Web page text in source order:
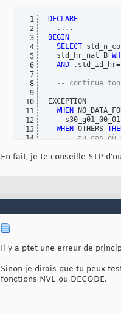
1
2
3
4
5
6
7
8
9
10
11
12
13
14
DECLARE
BEGIN
SELECT
  std_hr_nat B
AND
-- continue
EXCEPTION
WHEN
WHEN OTHERS
-- au cas où
En fait, je te conseille STP
Il y a ptet une erreur de
Sinon je dirais que tu peux
fonctions NVL ou DECODE.